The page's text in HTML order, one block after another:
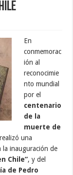
En
conmemorac
ión al
reconocimie
nto mundial
por el
centenario
de la
muerte de
realizó una
la inauguración de
Chile”, y del
de Pedro